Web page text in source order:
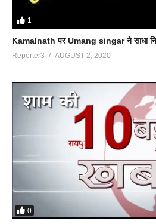
1
Kamalnath पर Umang singar ने साधा
Reporter3 AUGUST 2, 2020
0